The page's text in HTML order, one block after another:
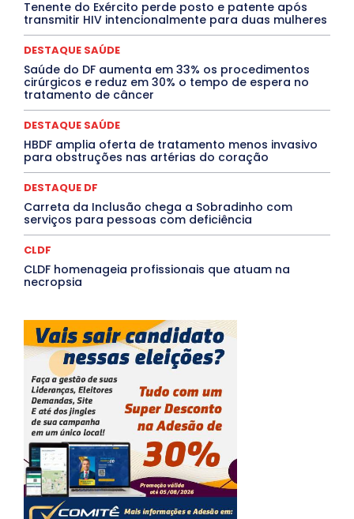
MÚSICA
O Plantonista Opinião Oropouche
Paraíba
Paraná Pernambuco Piauí
POLÍTICA
PROCESSO SELETIVO
PUBLIEDITORIAL
QUALIFICAÇÃO PROFISSIONAL
Rio de Janeiro
Rio Grande do Sul
Roraima
Santa Catarina
São Paulo SARAMPO
SAÚDE
Saúde Agora
TÁ FROID?
TEATRO TECNOLOGIA
TIC TAC
Mais
Tenente do Exército perde posto e patente após
transmitir HIV intencionalmente para duas mulheres
DESTAQUE SAÚDE
Saúde do DF aumenta em 33% os procedimentos
cirúrgicos e reduz em 30% o tempo de espera no
tratamento de câncer
DESTAQUE SAÚDE
HBDF amplia oferta de tratamento menos invasivo
para obstruções nas artérias do coração
DESTAQUE DF
Carreta da Inclusão chega a Sobradinho com
serviços para pessoas com deficiência
CLDF
CLDF homenageia profissionais que atuam na
necropsia